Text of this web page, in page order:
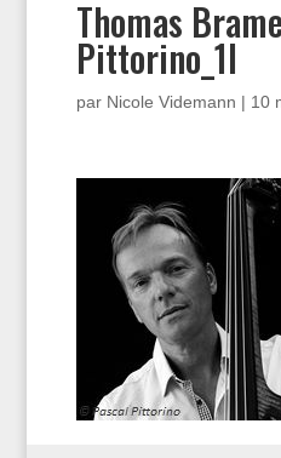
Thomas
Pittorino_1l
par Nicole Videmann | 10